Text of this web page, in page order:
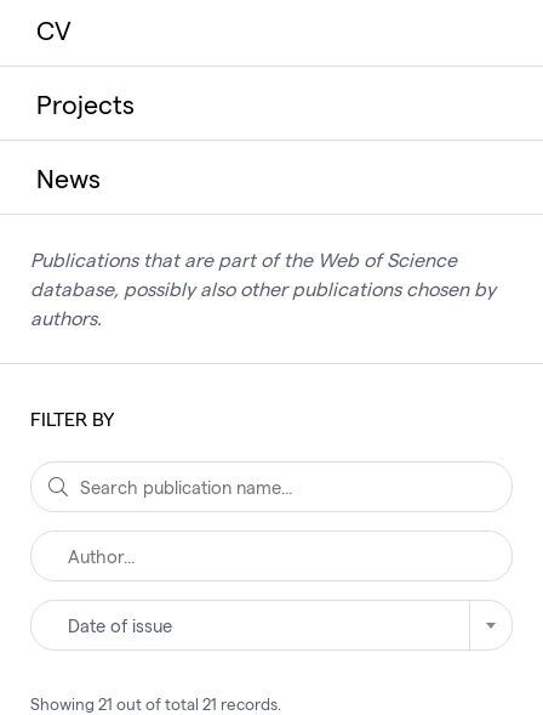
CV
Projects
News
Publications that are part of the Web of Science
database, possibly also other publications chosen by
authors.
FILTER BY
Date of issue
Showing 21 out of total 21 records